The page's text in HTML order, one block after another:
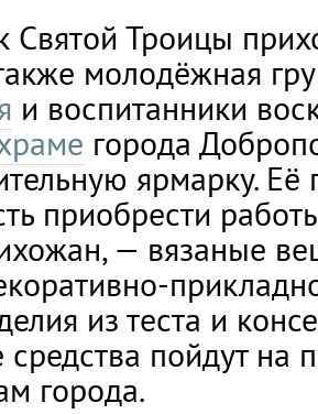
Святой Троицы
молодёжная
и воспитанники
города
ярмарку. Её
приобрести
— вязаные
из теста и
пойдут на
города.